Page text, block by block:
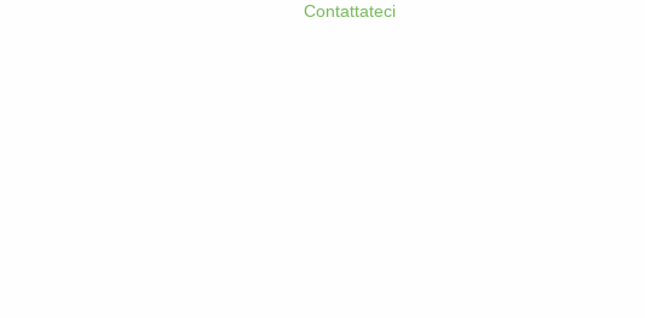
Contattateci